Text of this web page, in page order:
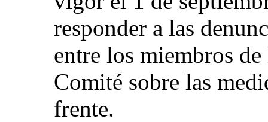
responder a las
entre los miembros
Comité sobre las
frente.